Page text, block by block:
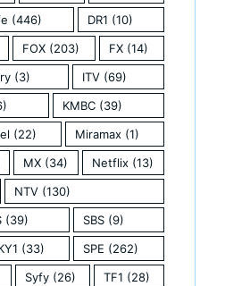
(446) DR1 (10)
FOX (203) FX (14)
(3) ITV(69)
KMBC (39)
(22) Miramax (1)
MX(34) Netflix(13)
NTV(130)
(39) SBS(9)
(33) SPE (262)
Syfy (26) TF1 (28)